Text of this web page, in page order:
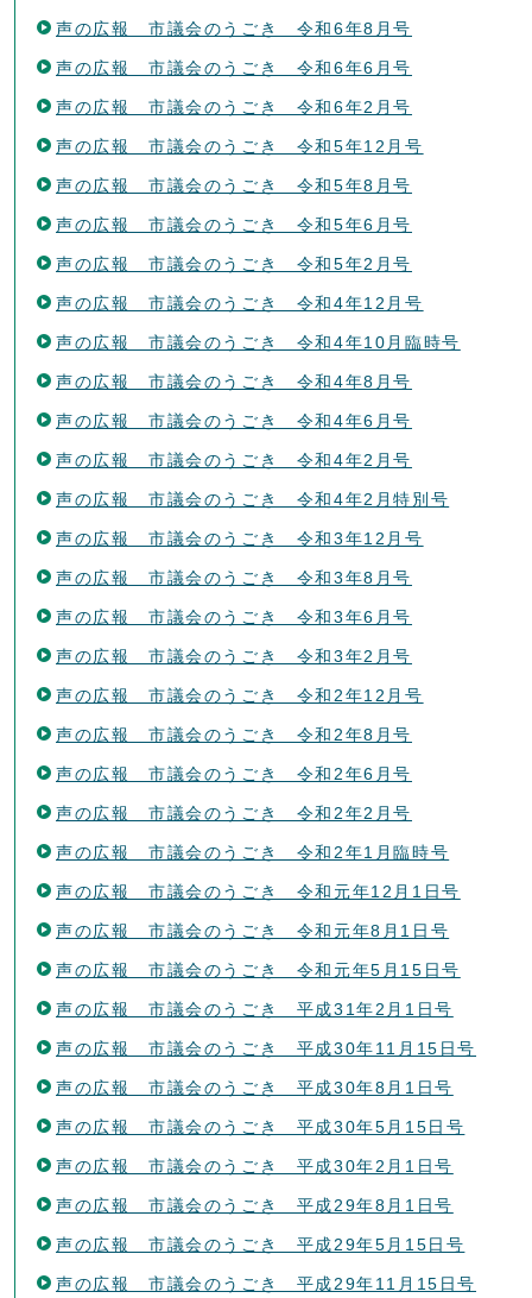
声の広報 市議会のうごき 令和6年8月号
声の広報 市議会のうごき 令和6年6月号
声の広報 市議会のうごき 令和6年2月号
声の広報 市議会のうごき 令和5年12月号
声の広報 市議会のうごき 令和5年8月号
声の広報 市議会のうごき 令和5年6月号
声の広報 市議会のうごき 令和5年2月号
声の広報 市議会のうごき 令和4年12月号
声の広報 市議会のうごき 令和4年10月臨時号
声の広報 市議会のうごき 令和4年8月号
声の広報 市議会のうごき 令和4年6月号
声の広報 市議会のうごき 令和4年2月号
声の広報 市議会のうごき 令和4年2月特別号
声の広報 市議会のうごき 令和3年12月号
声の広報 市議会のうごき 令和3年8月号
声の広報 市議会のうごき 令和3年6月号
声の広報 市議会のうごき 令和3年2月号
声の広報 市議会のうごき 令和2年12月号
声の広報 市議会のうごき 令和2年8月号
声の広報 市議会のうごき 令和2年6月号
声の広報 市議会のうごき 令和2年2月号
声の広報 市議会のうごき 令和2年1月臨時号
声の広報 市議会のうごき 令和元年12月1日号
声の広報 市議会のうごき 令和元年8月1日号
声の広報 市議会のうごき 令和元年5月15日号
声の広報 市議会のうごき 平成31年2月1日号
声の広報 市議会のうごき 平成30年11月15日号
声の広報 市議会のうごき 平成30年8月1日号
声の広報 市議会のうごき 平成30年5月15日号
声の広報 市議会のうごき 平成30年2月1日号
声の広報 市議会のうごき 平成29年8月1日号
声の広報 市議会のうごき 平成29年5月15日号
声の広報 市議会のうごき 平成29年11月15日号